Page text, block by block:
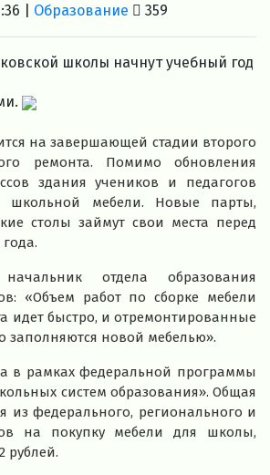
| Образование 359
школы начнут учебный год
на завершающей стадии второго
ремонта. Помимо обновления
здания учеников и педагогов
школьной мебели. Новые парты,
столы займут свои места перед
отдела образования
«Объем работ по сборке мебели
идет быстро, и отремонтированные
заполняются новой мебелью».
в рамках федеральной программы
систем образования». Общая
из федерального, регионального и
на покупку мебели для школы,
рублей.